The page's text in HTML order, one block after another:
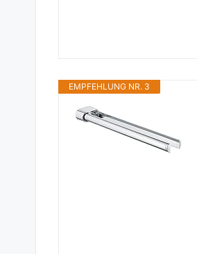
EMPFEHLUNG NR. 3